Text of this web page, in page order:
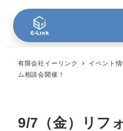
有限会社イーリンク イベント情
ム相談会開催！
9/7（金）リフ